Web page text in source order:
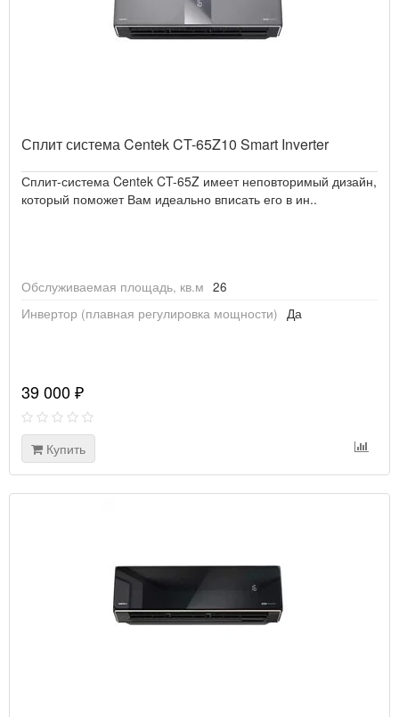
Сплит система Centek CT-65Z10 Smart Inverter
Сплит-система Centek CT-65Z имеет неповторимый дизайн,
который поможет Вам идеально вписать его в ин..
Обслуживаемая площадь, кв.м 26
Инвертор (плавная регулировка мощности) Да
39 000 ₽
Купить